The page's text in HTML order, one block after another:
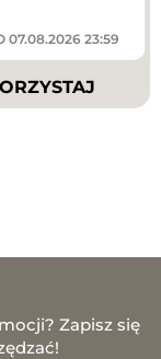
07.08.2026 23:59
Zapisz się